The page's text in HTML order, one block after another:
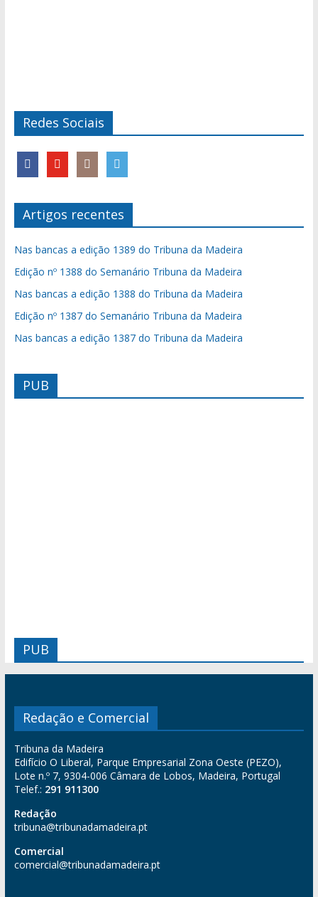
Redes Sociais
Artigos recentes
Nas bancas a edição 1389 do Tribuna da Madeira
Edição nº 1388 do Semanário Tribuna da Madeira
Nas bancas a edição 1388 do Tribuna da Madeira
Edição nº 1387 do Semanário Tribuna da Madeira
Nas bancas a edição 1387 do Tribuna da Madeira
PUB
PUB
Redação e Comercial
Tribuna da Madeira
Edifício O Liberal, Parque Empresarial Zona Oeste (PEZO),
Lote n.º 7, 9304-006 Câmara de Lobos, Madeira, Portugal
Telef.: 291 911300
Redação
tribuna@tribunadamadeira.pt
Comercial
comercial@tribunadamadeira.pt